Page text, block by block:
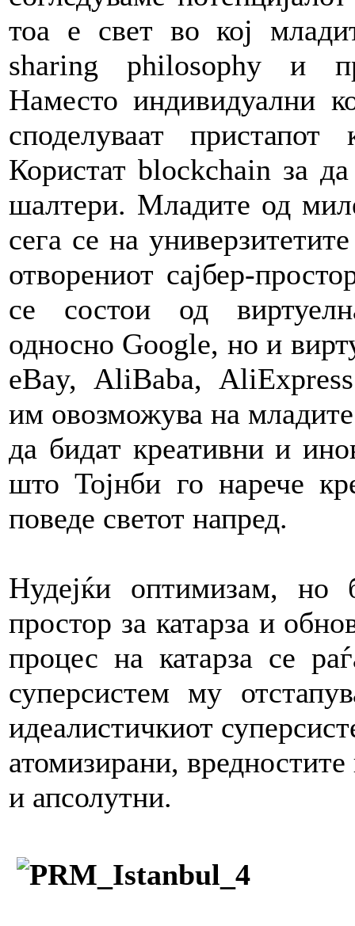
тоа е свет во кој
sharing philosophy и
Наместо индивидуални
споделуваат
Користат blockchain за
шалтери. Младите од
сега се на
отворениот сајбер-
се состои од
односно Google, но и
eBay, AliBaba,
им овозможува на
да бидат креативни и
што Тојнби го нарече
поведе светот напред.
Нудејќи оптимизам, но
простор за катарза и
процес на катарза се
суперсистем му
идеалистичкиот
атомизирани,
и апсолутни.